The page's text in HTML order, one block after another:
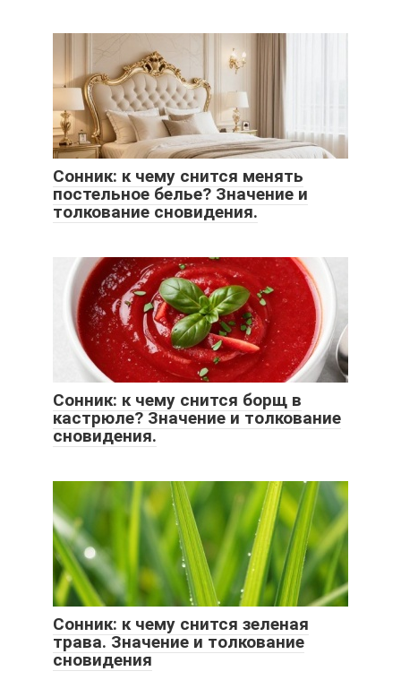
Сонник: к чему снится менять
постельное белье? Значение и
толкование сновидения.
Сонник: к чему снится борщ в
кастрюле? Значение и толкование
сновидения.
Сонник: к чему снится зеленая
трава. Значение и толкование
сновидения